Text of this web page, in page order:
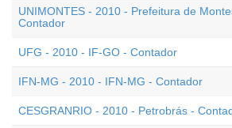
UNIMONTES - 2010 - Prefeitura de
Contador
UFG - 2010 - IF-GO - Contador
IFN-MG - 2010 - IFN-MG - Contador
CESGRANRIO - 2010 - Petrobrás -